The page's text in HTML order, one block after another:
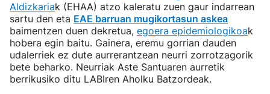
Aldizkariak (EHAA) atzo kaleratu zuen gaur indarrean
sartu den eta EAE barruan mugikortasun askea
baimentzen duen dekretua, egoera epidemiologikoak
hobera egin baitu. Gainera, eremu gorrian dauden
udalerriek ez dute aurrerantzean neurri zorrotzagorik
bete beharko. Neurriak Aste Santuaren aurretik
berrikusiko ditu LABIren Aholku Batzordeak.